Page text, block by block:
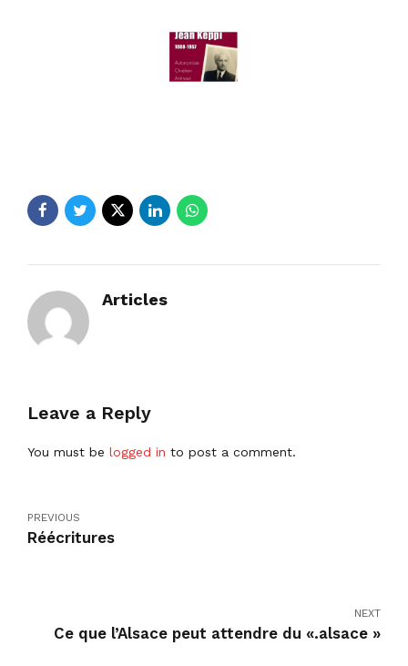
Articles
Leave a Reply
You must be logged in to post a comment.
PREVIOUS
Réécritures
NEXT
Ce que l’Alsace peut attendre du «.alsace »